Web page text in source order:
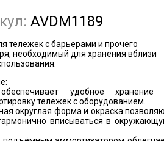
AVDM1189
тележек с барьерами и прочего
необходимый для хранения вблизи
удобное хранение
тележек с оборудованием.
округлая форма и окраска
вписываться в